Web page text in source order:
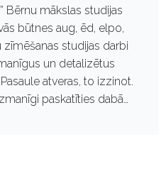
Bērnu mākslas studijas
būtnes aug, ēd, elpo,
zīmēšanas studijas darbi
un detalizētus
atveras, to izzinot.
paskatīties dabā…